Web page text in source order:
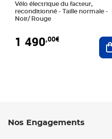
Vélo électrique du facteur,
reconditionné - Taille normale -
Noir/ Rouge
1 490,00€
Nos Engagements